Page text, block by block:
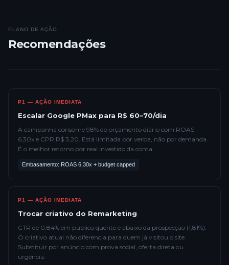
PLANO DE AÇÃO
Recomendações
P1 — AÇÃO IMEDIATA
Escalar Google PMax para R$ 60–70/dia
A campanha consome 98% do orçamento diário com ROAS
6,30x e CPR R$ 3,20. Está limitada por verba, não por demanda.
É o melhor retorno por real investido da conta.
Embasamento: ROAS 6,30x + budget capped
P1 — AÇÃO IMEDIATA
Trocar criativo do Remarketing
CTR de 0,84% em público quente é abaixo da prospecção (1,81%).
O criativo atual não diferencia para quem já visitou o site.
Substituir por anúncio com prova social, oferta direta ou
urgência.